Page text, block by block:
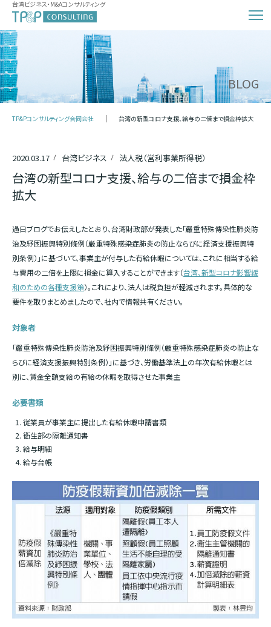
台湾ビジネス・M&Aコンサルティング
BLOG
TP&Pコンサルティング合同会社 台湾の新型コロナ支援、給与の二倍まで損金枠拡大
2020.03.17 台湾ビジネス 法人税（営利事業所得税）
台湾の新型コロナ支援、給与の二倍まで損金枠
拡大
過日ブログでお伝えしたとおり、台湾財政部が発表した「嚴重特殊傳染性肺炎防
治及紓困振興特別條例（厳重特殊感染症肺炎の防止ならびに経済支援振興特
別条例）」に基づいて、事業主が付与した有給休暇については、これに相当する給
与費用の二倍を上限に損金に算入することができます（台湾、新型コロナ影響緩
和のための各種支援策）。これにより、法人は税負担が軽減されます。具体的な
要件を取りまとめましたので、社内で情報共有ください。
対象者
「嚴重特殊傳染性肺炎防治及紓困振興特別條例（厳重特殊感染症肺炎の防止な
らびに経済支援振興特別条例）」に基づき、労働基準法上の年次有給休暇とは
別に、賃金全額支給の有給の休暇を取得させた事業主
必要書類
従業員が事業主に提出した有給休暇申請書類
衛生部の隔離通知書
給与明細
給与台帳